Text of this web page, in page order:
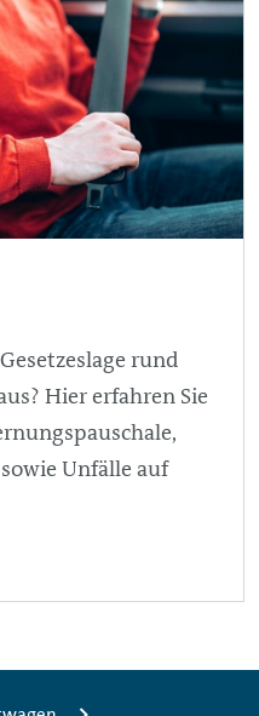
rund
Hier erfahren Sie
Unfälle auf